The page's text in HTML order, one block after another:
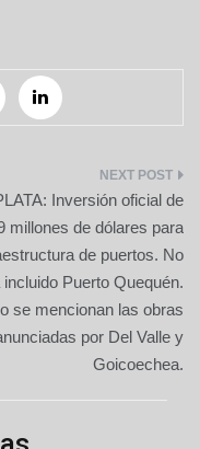
Inversión oficial de
millones de dólares para
de puertos. No
incluido Puerto Quequén.
se mencionan las obras
por Del Valle y
Goicoechea.